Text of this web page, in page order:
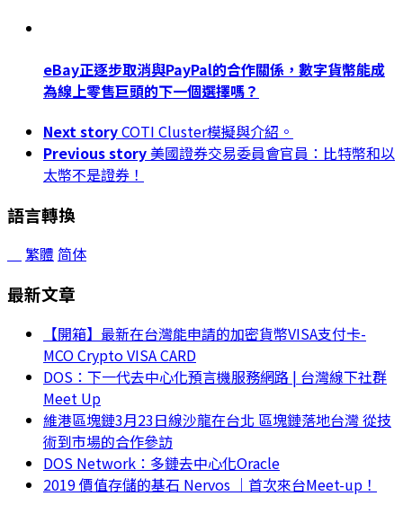
eBay正逐步取消與PayPal的合作關係，數字貨幣能成
為線上零售巨頭的下一個選擇嗎？
Next storyCOTI Cluster模擬與介紹。
Previous story 美國證券交易委員會官員：比特幣和以
太幣不是證券！
語言轉換
繁體 简体
最新文章
【開箱】最新在台灣能申請的加密貨幣VISA支付卡-
MCO Crypto VISA CARD
DOS：下一代去中心化預言機服務網路 | 台灣線下社群
Meet Up
維港區塊鏈3月23日線沙龍在台北 區塊鏈落地台灣 從技
術到市場的合作參訪
DOS Network：多鏈去中心化Oracle
2019 價值存儲的基石 Nervos ｜首次來台Meet-up！